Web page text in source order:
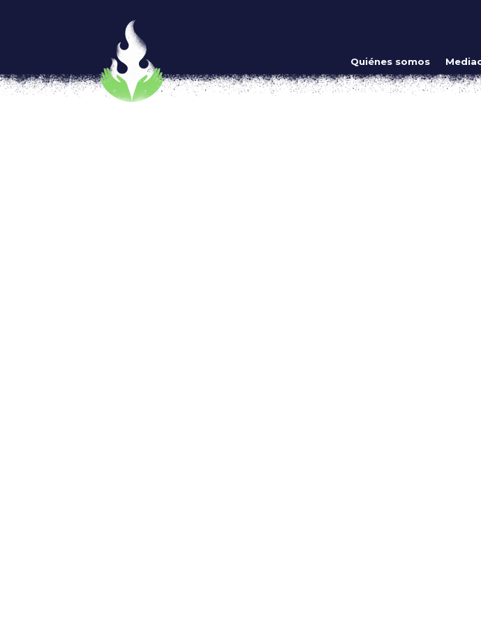
Quiénes somos
Como twitter (no) protege tu privacidad
por Alex Argüelles|Mar 21, 2018|IF,Internet feminista
Hace unos días el escándalo sobre Facebook y Cambridge Analytica salió a